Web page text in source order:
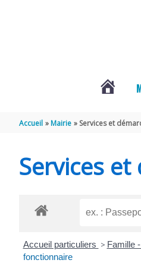
Accueil Mairie Services et
Services
Accueil particuliers > Famille
fonctionnaire